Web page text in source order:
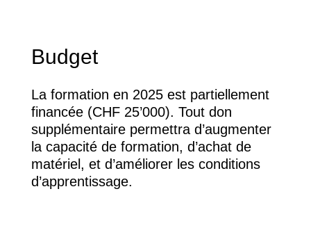
Budget
La formation en 2025 est partiellement
financée (CHF 25’000). Tout don
supplémentaire permettra d’augmenter
la capacité de formation, d’achat de
matériel, et d’améliorer les conditions
d’apprentissage.